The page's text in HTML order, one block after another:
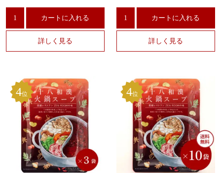
カートに入れる
詳しく見る
カートに入れる
詳しく見る
4位 4位